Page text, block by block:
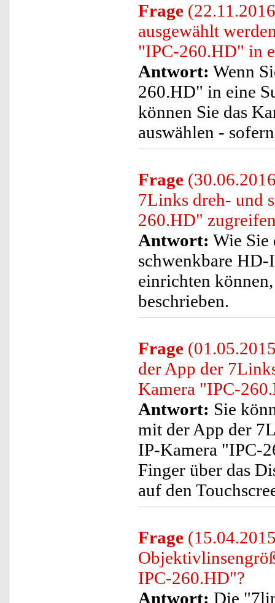
Frage
ausgewählt
"IPC-260.HD" in
Antwort: Wenn
260.HD" in eine
können Sie das
auswählen -
Frage
7Links dreh- und
260.HD"
Antwort: Wie
schwenkbare
einrichten
beschrieben.
Frage
der App der
Kamera "IPC-
Antwort: Sie
mit der App der
IP-Kamera "IPC-
Finger über das
auf den
Frage
IPC-260.HD"?
Antwort: Die